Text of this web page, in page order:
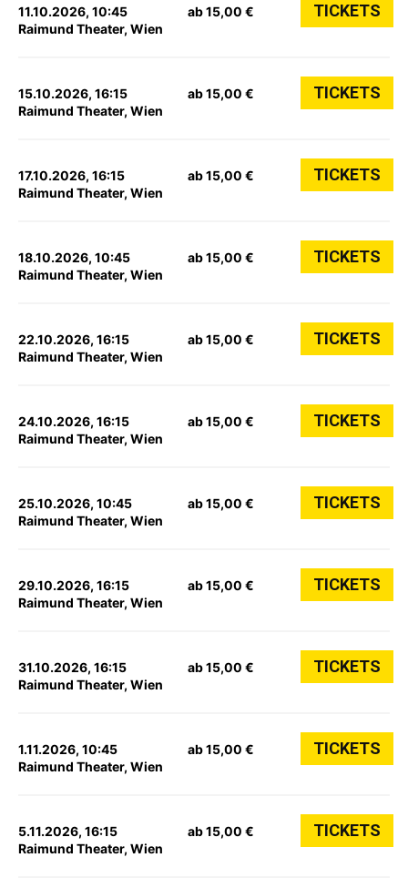
11.10.2026, 10:45
Raimund Theater, Wien
ab 15,00 € TICKETS
15.10.2026, 16:15
Raimund Theater, Wien
ab 15,00 € TICKETS
17.10.2026, 16:15
Raimund Theater, Wien
ab 15,00 € TICKETS
18.10.2026, 10:45
Raimund Theater, Wien
ab 15,00 € TICKETS
22.10.2026, 16:15
Raimund Theater, Wien
ab 15,00 € TICKETS
24.10.2026, 16:15
Raimund Theater, Wien
ab 15,00 € TICKETS
25.10.2026, 10:45
Raimund Theater, Wien
ab 15,00 € TICKETS
29.10.2026, 16:15
Raimund Theater, Wien
ab 15,00 € TICKETS
31.10.2026, 16:15
Raimund Theater, Wien
ab 15,00 € TICKETS
1.11.2026, 10:45
Raimund Theater, Wien
ab 15,00 € TICKETS
5.11.2026, 16:15
Raimund Theater, Wien
ab 15,00 € TICKETS